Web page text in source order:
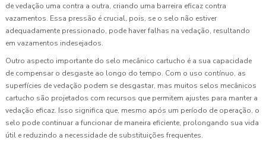
de vedação uma contra a outra, criando uma barreira eficaz contra
vazamentos. Essa pressão é crucial, pois, se o selo não estiver
adequadamente pressionado, pode haver falhas na vedação, resultando
em vazamentos indesejados.
Outro aspecto importante do selo mecânico cartucho é a sua capacidade
de compensar o desgaste ao longo do tempo. Com o uso contínuo, as
superfícies de vedação podem se desgastar, mas muitos selos mecânicos
cartucho são projetados com recursos que permitem ajustes para manter a
vedação eficaz. Isso significa que, mesmo após um período de operação, o
selo pode continuar a funcionar de maneira eficiente, prolongando sua vida
útil e reduzindo a necessidade de substituições frequentes.